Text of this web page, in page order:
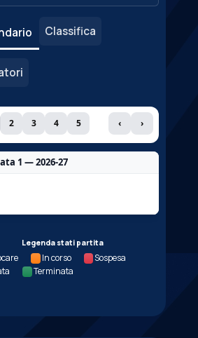
Classifica
2 3 4 5 ‹ ›
1 — 2026-27
Legenda stati partita
In corso
Sospesa
Terminata